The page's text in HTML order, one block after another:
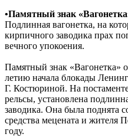
•Памятный знак
Подлинная вагонетка, на
кирпичного заводика прах
вечного упокоения.
Памятный знак «Вагонетка»
летию начала блокады
Г. Костюриной. На
рельсы, установлена
заводика. Она была поднята
средства мецената и
году.